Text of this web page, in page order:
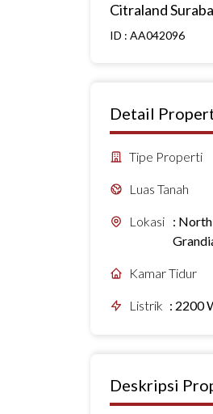
Citraland
ID : AA042096
Detail
Tipe Properti
Luas Tanah
Lokasi :
Kamar Tidur
Listrik : 2200
Deskripsi